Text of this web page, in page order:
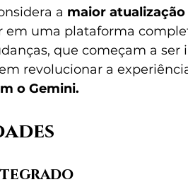
a maior
em uma plataforma
que começam a ser
revolucionar a
o Gemini.